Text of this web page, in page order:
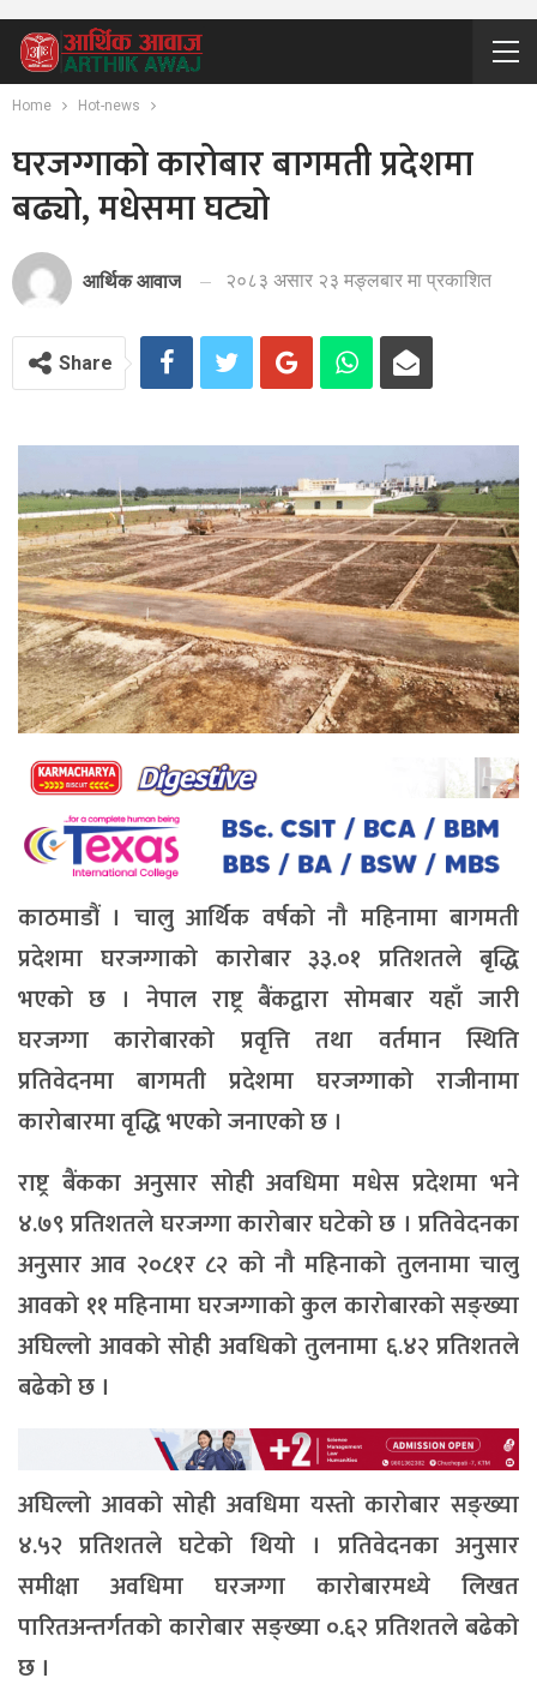
Home Hot-news
घरजग्गाको कारोबार बागमती प्रदेशमा
बढ्यो, मधेसमा घट्यो
आर्थिक आवाज २०८३ असार २३ मङ्लबार मा प्रकाशित
Share
काठमाडौं । चालु आर्थिक वर्षको नौ महिनामा बागमती
प्रदेशमा घरजग्गाको कारोबार ३३.०१ प्रतिशतले बृद्धि
भएको छ । नेपाल राष्ट्र बैंकद्वारा सोमबार यहाँ जारी
घरजग्गा कारोबारको प्रवृत्ति तथा वर्तमान स्थिति
प्रतिवेदनमा बागमती प्रदेशमा घरजग्गाको राजीनामा
कारोबारमा वृद्धि भएको जनाएको छ ।
राष्ट्र बैंकका अनुसार सोही अवधिमा मधेस प्रदेशमा भने
४.७९ प्रतिशतले घरजग्गा कारोबार घटेको छ । प्रतिवेदनका
अनुसार आव २०८१र ८२ को नौ महिनाको तुलनामा चालु
आवको ११ महिनामा घरजग्गाको कुल कारोबारको सङ्ख्या
अघिल्लो आवको सोही अवधिको तुलनामा ६.४२ प्रतिशतले
बढेको छ ।
अघिल्लो आवको सोही अवधिमा यस्तो कारोबार सङ्ख्या
४.५२ प्रतिशतले घटेको थियो । प्रतिवेदनका अनुसार
समीक्षा अवधिमा घरजग्गा कारोबारमध्ये लिखत
पारितअन्तर्गतको कारोबार सङ्ख्या ०.६२ प्रतिशतले बढेको
छ ।